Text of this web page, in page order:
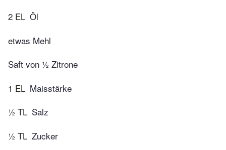
2 EL Öl
etwas Mehl
Saft von ½ Zitrone
1 EL Maisstärke
½ TL Salz
½ TL Zucker